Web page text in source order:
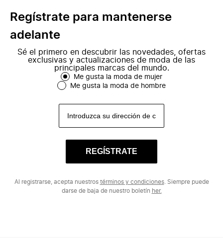
Regístrate para mantenerse
adelante
Sé el primero en descubrir las novedades, ofertas
exclusivas y actualizaciones de moda de las
principales marcas del mundo.
Me gusta la moda de mujer
Me gusta la moda de hombre
REGÍSTRATE
Al registrarse, acepta nuestros términos y condiciones. Siempre puede
darse de baja de nuestro boletín her.